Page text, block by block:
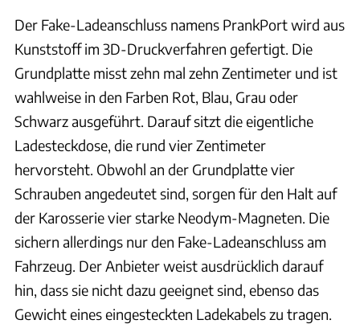
Der Fake-Ladeanschluss namens PrankPort wird aus
Kunststoff im 3D-Druckverfahren gefertigt. Die
Grundplatte misst zehn mal zehn Zentimeter und ist
wahlweise in den Farben Rot, Blau, Grau oder
Schwarz ausgeführt. Darauf sitzt die eigentliche
Ladesteckdose, die rund vier Zentimeter
hervorsteht. Obwohl an der Grundplatte vier
Schrauben angedeutet sind, sorgen für den Halt auf
der Karosserie vier starke Neodym-Magneten. Die
sichern allerdings nur den Fake-Ladeanschluss am
Fahrzeug. Der Anbieter weist ausdrücklich darauf
hin, dass sie nicht dazu geeignet sind, ebenso das
Gewicht eines eingesteckten Ladekabels zu tragen.